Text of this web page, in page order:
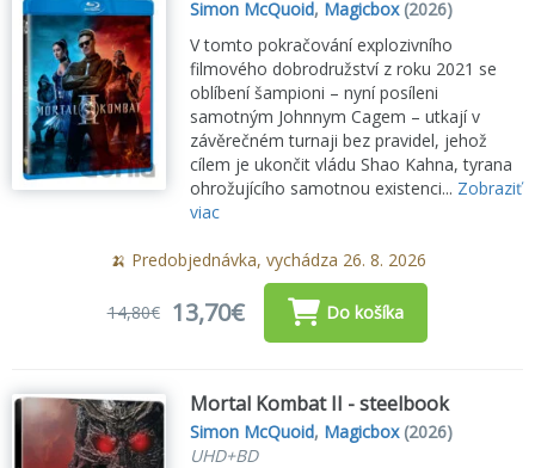
Simon McQuoid, Magicbox(2026)
V tomto pokračování explozivního
filmového dobrodružství z roku 2021 se
oblíbení šampioni – nyní posíleni
samotným Johnnym Cagem – utkají v
závěrečném turnaji bez pravidel, jehož
cílem je ukončit vládu Shao Kahna, tyrana
ohrožujícího samotnou existenci... Zobraziť
viac
🍌 Predobjednávka, vychádza 26. 8. 2026
14,80€ 13,70€ Do košíka
Mortal Kombat II - steelbook
Simon McQuoid, Magicbox(2026)
UHD+BD